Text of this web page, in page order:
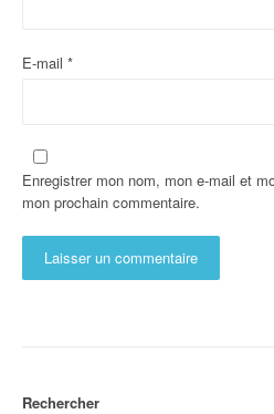
E-mail *
Enregistrer mon nom, mon e-mail et
mon prochain commentaire.
Rechercher